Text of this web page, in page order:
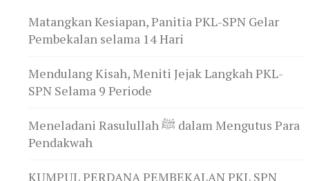
Matangkan Kesiapan, Panitia PKL-SPN Gelar
Pembekalan selama 14 Hari
Mendulang Kisah, Meniti Jejak Langkah PKL-
SPN Selama 9 Periode
Meneladani Rasulullah ﷺ dalam Mengutus Para
Pendakwah
KUMPUL PERDANA PEMBEKALAN PKL SPN